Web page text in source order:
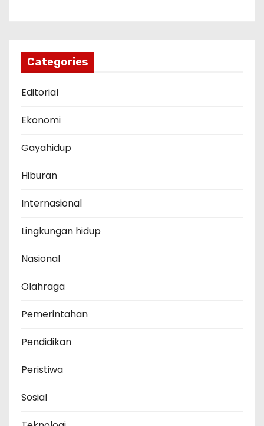
Categories
Editorial
Ekonomi
Gayahidup
Hiburan
Internasional
Lingkungan hidup
Nasional
Olahraga
Pemerintahan
Pendidikan
Peristiwa
Sosial